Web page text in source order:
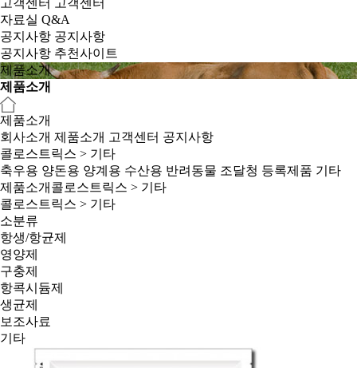
고객센터 고객센터
자료실 Q&A
공지사항 공지사항
공지사항 추천사이트
제품소개
제품소개
제품소개
회사소개 제품소개 고객센터 공지사항
콜로스트릭스 > 기타
축우용 양돈용 양계용 수산용 반려동물 조달청 등록제품 기타
제품소개 콜로스트릭스 > 기타
콜로스트릭스 > 기타
소분류
항생/항균제
영양제
구충제
항콕시듐제
생균제
보조사료
기타